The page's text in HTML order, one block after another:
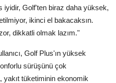
iyidir, Golf'ten biraz daha yüksek,
ikinci el bakacaksın.
dikkatli olmak lazım."
Golf Plus'ın yüksek
sürüşünü çok
yakıt tüketiminin ekonomik